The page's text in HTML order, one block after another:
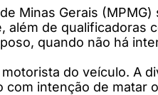
Minas Gerais
de
quando não há
do veículo. A
intenção de matar